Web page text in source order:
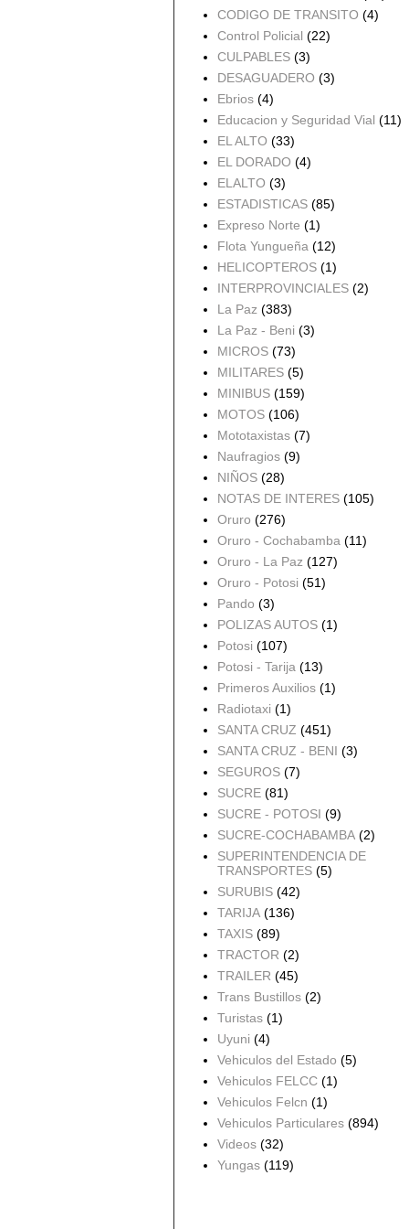
CODIGO DE TRANSITO (4)
Control Policial (22)
CULPABLES (3)
DESAGUADERO (3)
Ebrios (4)
Educacion y Seguridad Vial (11)
EL ALTO (33)
EL DORADO (4)
ELALTO (3)
ESTADISTICAS (85)
Expreso Norte (1)
Flota Yungueña (12)
HELICOPTEROS (1)
INTERPROVINCIALES (2)
La Paz (383)
La Paz - Beni (3)
MICROS (73)
MILITARES (5)
MINIBUS (159)
MOTOS (106)
Mototaxistas (7)
Naufragios (9)
NIÑOS (28)
NOTAS DE INTERES (105)
Oruro (276)
Oruro - Cochabamba (11)
Oruro - La Paz (127)
Oruro - Potosi (51)
Pando (3)
POLIZAS AUTOS (1)
Potosi (107)
Potosi - Tarija (13)
Primeros Auxilios (1)
Radiotaxi (1)
SANTA CRUZ (451)
SANTA CRUZ - BENI (3)
SEGUROS (7)
SUCRE (81)
SUCRE - POTOSI (9)
SUCRE-COCHABAMBA (2)
SUPERINTENDENCIA DE
TRANSPORTES (5)
SURUBIS (42)
TARIJA (136)
TAXIS (89)
TRACTOR (2)
TRAILER (45)
Trans Bustillos (2)
Turistas (1)
Uyuni (4)
Vehiculos del Estado (5)
Vehiculos FELCC (1)
Vehiculos Felcn (1)
Vehiculos Particulares (894)
Videos (32)
Yungas (119)